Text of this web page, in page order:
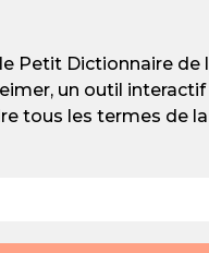
Petit Dictionnaire de
un outil
tous les termes de